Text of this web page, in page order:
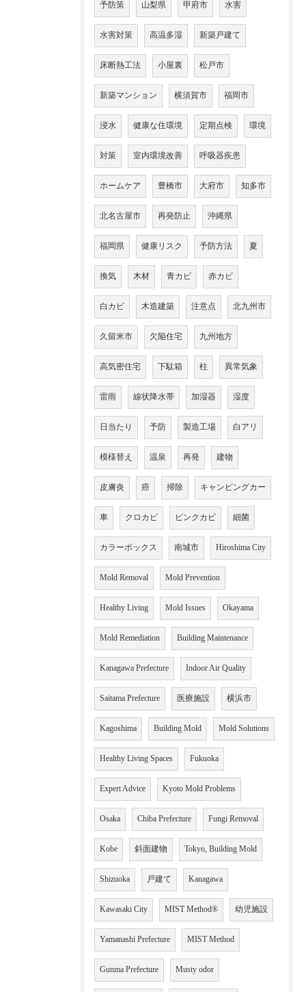
予防策 山梨県 甲府市 水害
水害対策 高温多湿 新築戸建て
床断熱工法 小屋裏 松戸市
新築マンション 横須賀市 福岡市
浸水 健康な住環境 定期点検 環境
対策 室内環境改善 呼吸器疾患
ホームケア 豊橋市 大府市 知多市
北名古屋市 再発防止 沖縄県
福岡県 健康リスク 予防方法 夏
換気 木材 青カビ 赤カビ
白カビ 木造建築 注意点 北九州市
久留米市 欠陥住宅 九州地方
高気密住宅 下駄箱 柱 異常気象
雷雨 線状降水帯 加湿器 湿度
日当たり 予防 製造工場 白アリ
模様替え 温泉 再発 建物
皮膚炎 癌 掃除 キャンピングカー
車 クロカビ ピンクカビ 細菌
カラーボックス 南城市 Hiroshima City
Mold Removal Mold Prevention
Healthy Living Mold Issues Okayama
Mold Remediation Building Maintenance
Kanagawa Prefecture Indoor Air Quality
Saitama Prefecture 医療施設 横浜市
Kagoshima Building Mold Mold Solutions
Healthy Living Spaces Fukuoka
Expert Advice Kyoto Mold Problems
Osaka Chiba Prefecture Fungi Removal
Kobe 斜面建物 Tokyo, Building Mold
Shizuoka 戸建て Kanagawa
Kawasaki City MIST Method® 幼児施設
Yamanashi Prefecture MIST Method
Gunma Prefecture Musty odor